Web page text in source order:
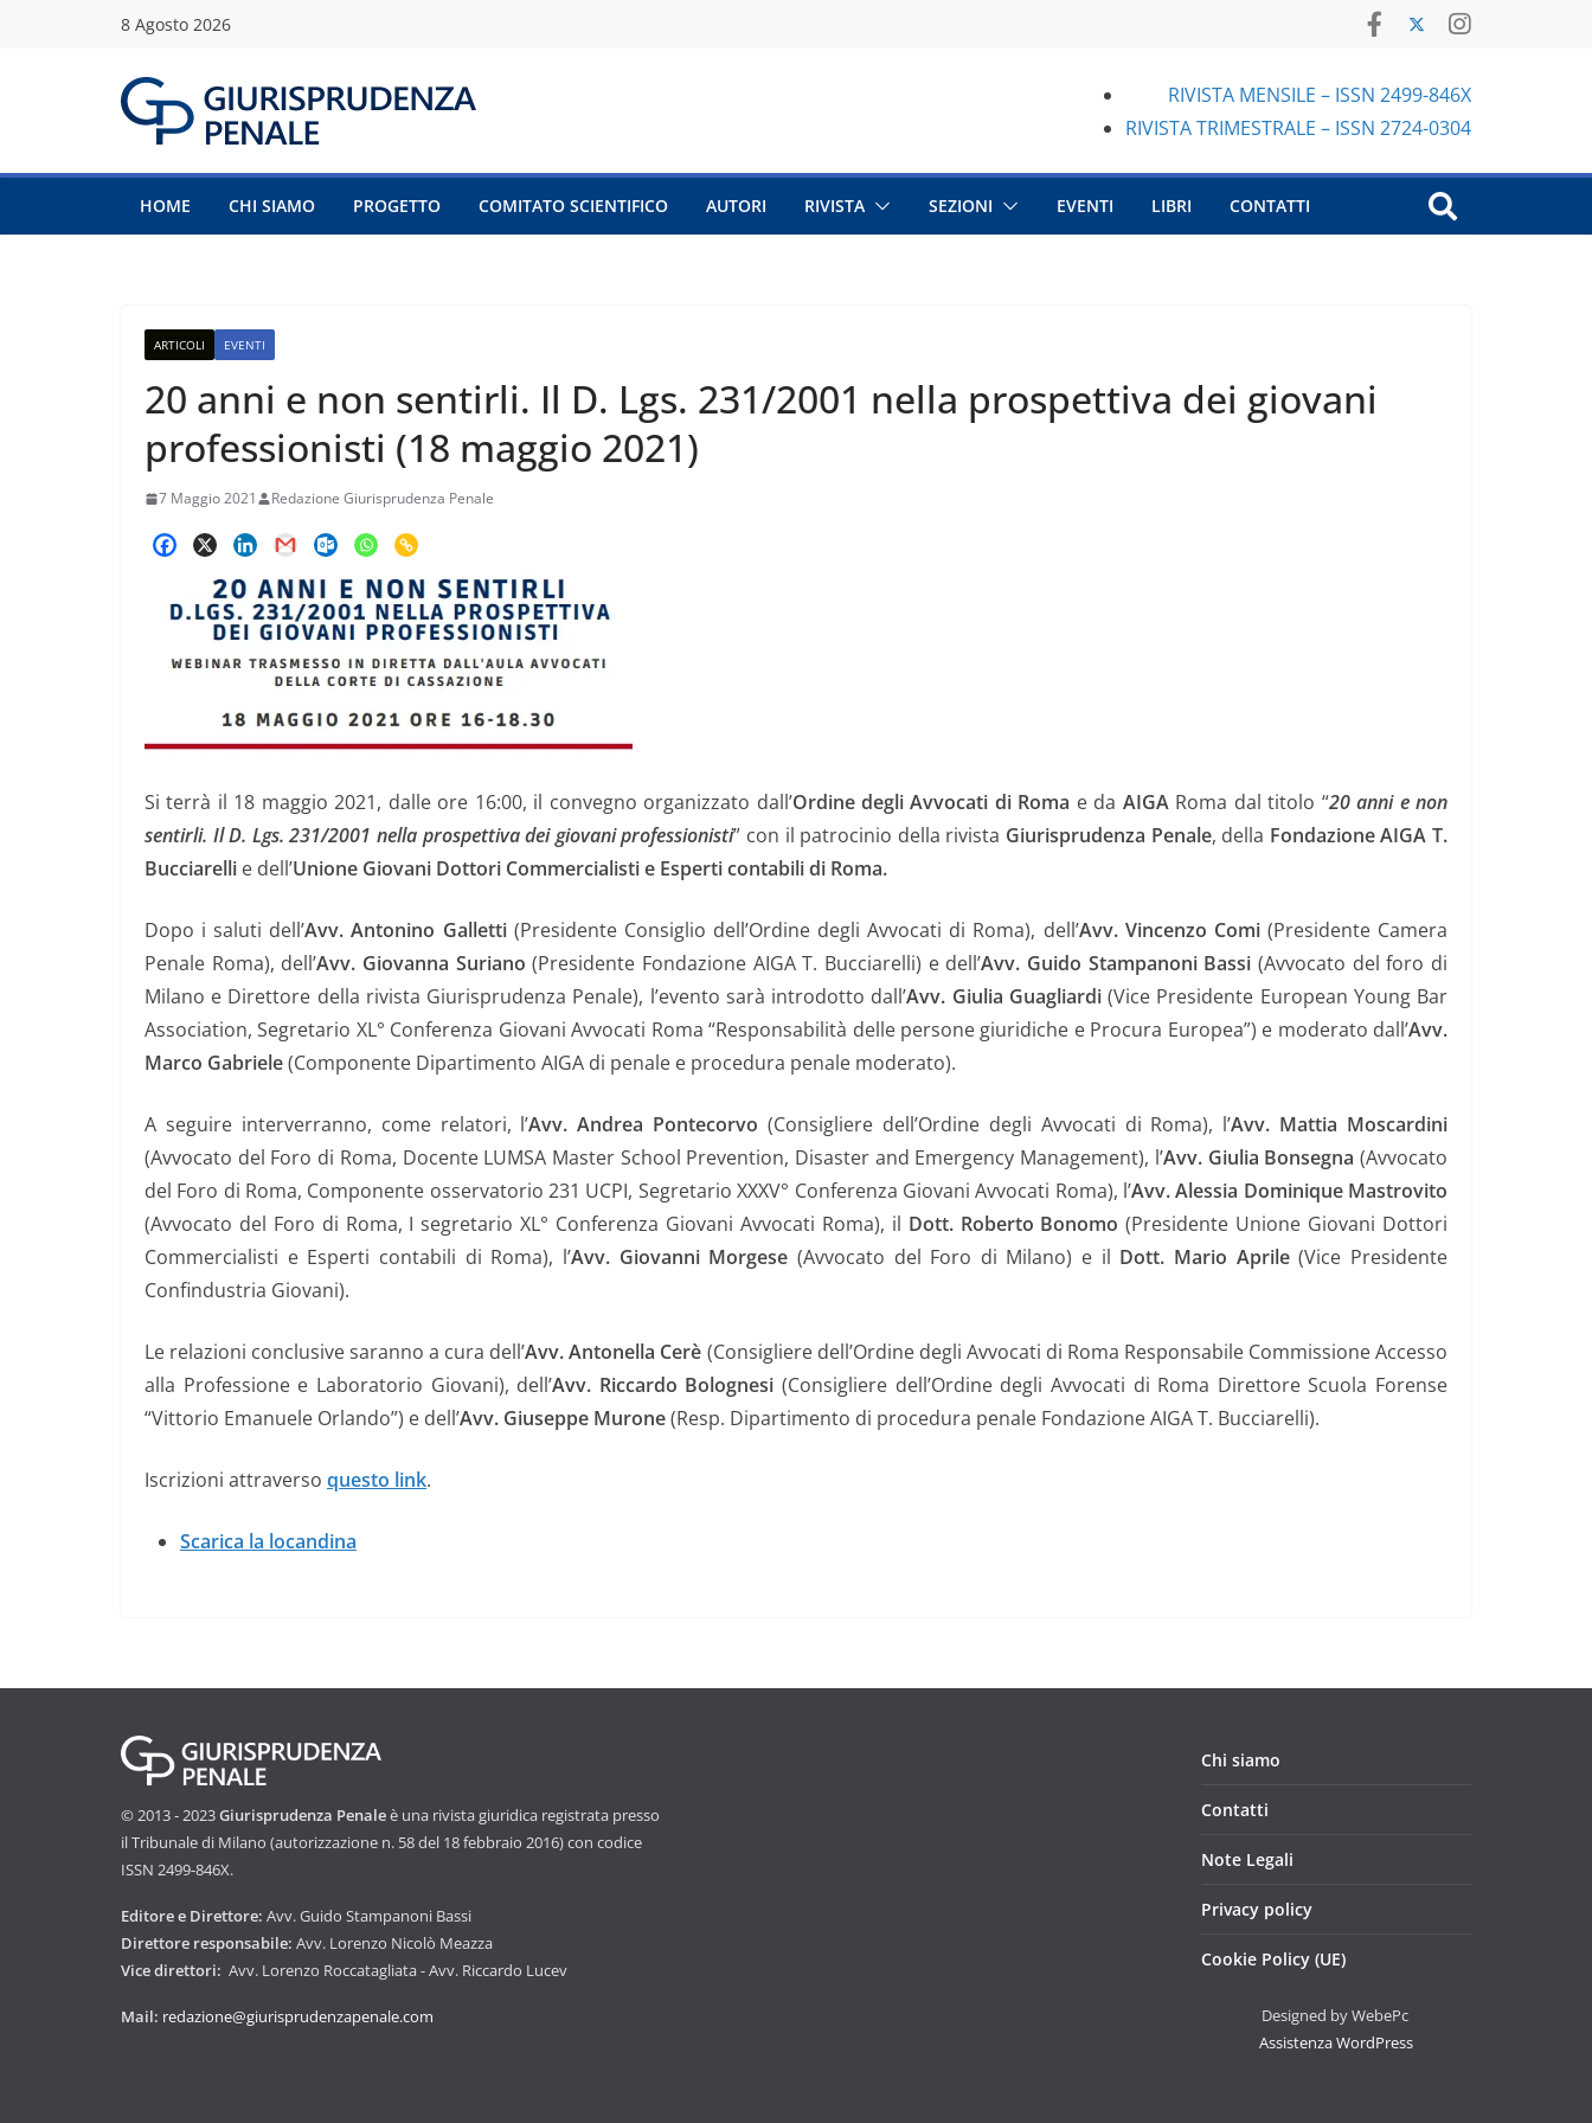
8 Agosto 2026
RIVISTA MENSILE – ISSN 2499-846X
RIVISTA TRIMESTRALE – ISSN 2724-0304
HOME CHI SIAMO PROGETTO COMITATO SCIENTIFICO AUTORI RIVISTA SEZIONI EVENTI LIBRI CONTATTI
ARTICOLI EVENTI
20 anni e non sentirli. Il D. Lgs. 231/2001 nella prospettiva dei giovani
professionisti (18 maggio 2021)
7 Maggio 2021 Redazione Giurisprudenza Penale
Si terrà il 18 maggio 2021, dalle ore 16:00, il convegno organizzato dall’Ordine degli Avvocati di Roma e da AIGARoma dal titolo “20 anni e non
sentirli. Il D. Lgs. 231/2001 nella prospettiva dei giovani professionisti” con il patrocinio della rivista Giurisprudenza Penale, della Fondazione AIGA T.
Bucciarelli e dell’Unione Giovani Dottori Commercialisti e Esperti contabili di Roma.
Dopo i saluti dell’Avv. Antonino Galletti(Presidente Consiglio dell’Ordine degli Avvocati di Roma), dell’Avv. Vincenzo Comi(Presidente Camera
Penale Roma), dell’Avv. Giovanna Suriano (Presidente Fondazione AIGA T. Bucciarelli) e dell’Avv. Guido Stampanoni Bassi (Avvocato del foro di
Milano e Direttore della rivista Giurisprudenza Penale), l’evento sarà introdotto dall’Avv. Giulia Guagliardi(Vice Presidente European Young Bar
Association, Segretario XL° Conferenza Giovani Avvocati Roma “Responsabilità delle persone giuridiche e Procura Europea”) e moderato dall’Avv.
Marco Gabriele(Componente Dipartimento AIGA di penale e procedura penale moderato).
A seguire interverranno, come relatori, l’Avv. Andrea Pontecorvo (Consigliere dell’Ordine degli Avvocati di Roma), l’Avv. Mattia Moscardini
(Avvocato del Foro di Roma, Docente LUMSA Master School Prevention, Disaster and Emergency Management), l’Avv. Giulia Bonsegna (Avvocato
del Foro di Roma, Componente osservatorio 231 UCPI, Segretario XXXV° Conferenza Giovani Avvocati Roma), l’Avv.Alessia Dominique Mastrovito
(Avvocato del Foro di Roma, I segretario XL° Conferenza Giovani Avvocati Roma), il Dott. Roberto Bonomo (Presidente Unione Giovani Dottori
Commercialisti e Esperti contabili di Roma), l’Avv. Giovanni Morgese (Avvocato del Foro di Milano) e il Dott. Mario Aprile(Vice Presidente
Confindustria Giovani).
Le relazioni conclusive saranno a cura dell’Avv. Antonella Cerè (Consigliere dell’Ordine degli Avvocati di Roma Responsabile Commissione Accesso
alla Professione e Laboratorio Giovani), dell’Avv. Riccardo Bolognesi (Consigliere dell’Ordine degli Avvocati di Roma Direttore Scuola Forense
“Vittorio Emanuele Orlando”) e dell’Avv. Giuseppe Murone(Resp. Dipartimento di procedura penale Fondazione AIGA T. Bucciarelli).
Iscrizioni attraverso questo link.
Scarica la locandina
© 2013 - 2023Giurisprudenza Penaleè una rivista giuridica registrata presso
il Tribunale di Milano (autorizzazione n. 58 del 18 febbraio 2016) con codice
ISSN 2499-846X.
Editore e Direttore: Avv. Guido Stampanoni Bassi
Direttore responsabile: Avv. Lorenzo Nicolò Meazza
Vice direttori: Avv. Lorenzo Roccatagliata - Avv. Riccardo Lucev
Mail: redazione@giurisprudenzapenale.com
Chi siamo
Contatti
Note Legali
Privacy policy
Cookie Policy (UE)
Designed by WebePc
Assistenza WordPress